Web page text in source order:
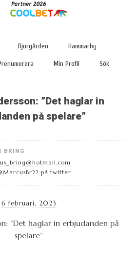
Djurgården Hammarby
Min Profil Sök
”Det haglar in
på spelare”
BRING
på twitter
6 februari, 2023